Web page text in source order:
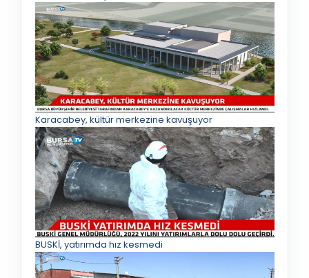
Karacabey, kültür merkezine kavuşuyor
BUSKİ, yatırımda hız kesmedi